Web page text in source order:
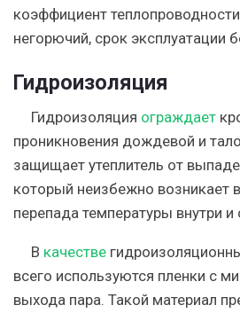
коэффициент
негорючий, срок эксплуатации
Гидроизоляция
Гидроизоляция ограждает
проникновения дождевой и
защищает утеплитель от
который неизбежно возникает
перепада температуры внутри
В качестве
всего используются пленки с
выхода пара. Такой материал